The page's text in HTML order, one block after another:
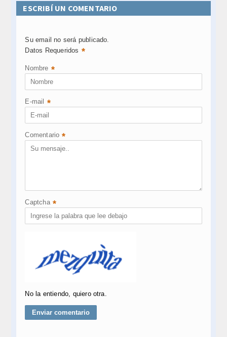
ESCRIBÍ UN COMENTARIO
Su email no será publicado.
Datos Requeridos *
Nombre *
E-mail *
Comentario *
Captcha *
No la entiendo, quiero otra.